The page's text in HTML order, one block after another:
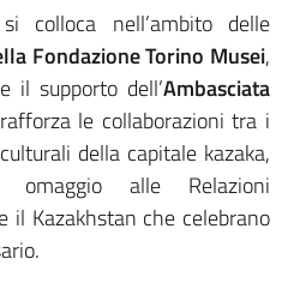
colloca nell’ambito delle
Fondazione Torino Musei,
il supporto dell’Ambasciata
le collaborazioni tra i
della capitale kazaka,
alle Relazioni
il Kazakhstan che celebrano